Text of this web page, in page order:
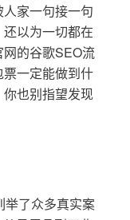
家一句接一句
以为一切都在
的谷歌SEO流
一定能做到什
也别指望发现
举了众多真实案